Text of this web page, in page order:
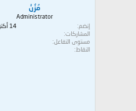
مُزُنْ
Administrator
إنضم
14 أكتوبر 2011
المشاركات
مستوى التفاعل
النقاط